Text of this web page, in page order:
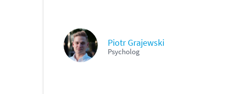
Piotr Grajewski
Psycholog